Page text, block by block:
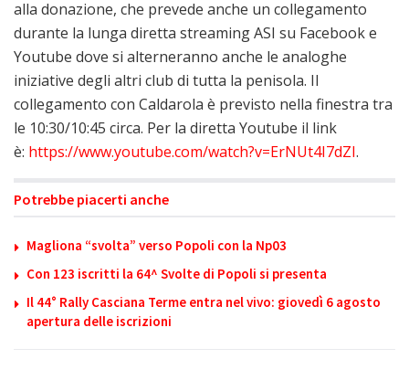
alla donazione, che prevede anche un collegamento
durante la lunga diretta streaming ASI su Facebook e
Youtube dove si alterneranno anche le analoghe
iniziative degli altri club di tutta la penisola. Il
collegamento con Caldarola è previsto nella finestra tra
le 10:30/10:45 circa. Per la diretta Youtube il link
è: https://www.youtube.com/watch?v=ErNUt4I7dZI.
Potrebbe piacerti anche
Magliona “svolta” verso Popoli con la Np03
Con 123 iscritti la 64^ Svolte di Popoli si presenta
Il 44° Rally Casciana Terme entra nel vivo: giovedì 6 agosto
apertura delle iscrizioni